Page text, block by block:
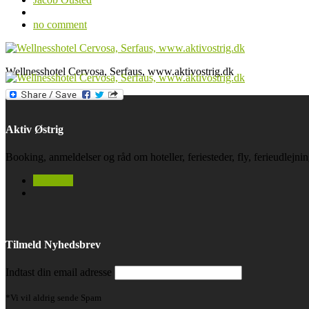
no comment
Wellnesshotel Cervosa, Serfaus, www.aktivostrig.dk
Aktiv Østrig
Booking, anmeldelser og råd om hoteller, feriesteder, fly,
Tilmeld Nyhedsbrev
Indtast din email adresse
*Vi vil aldrig sende Spam